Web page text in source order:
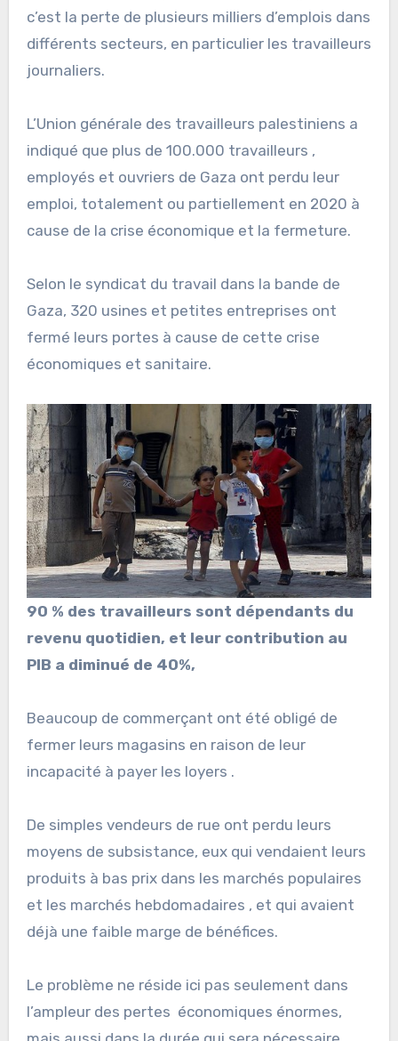
c’est la perte de plusieurs milliers d’emplois dans
différents secteurs, en particulier les travailleurs
journaliers.
L’Union générale des travailleurs palestiniens a
indiqué que plus de 100.000 travailleurs ,
employés et ouvriers de Gaza ont perdu leur
emploi, totalement ou partiellement en 2020 à
cause de la crise économique et la fermeture.
Selon le syndicat du travail dans la bande de
Gaza, 320 usines et petites entreprises ont
fermé leurs portes à cause de cette crise
économiques et sanitaire.
90 % des travailleurs sont dépendants du
revenu quotidien, et leur contribution au
PIB a diminué de 40%,
Beaucoup de commerçant ont été obligé de
fermer leurs magasins en raison de leur
incapacité à payer les loyers .
De simples vendeurs de rue ont perdu leurs
moyens de subsistance, eux qui vendaient leurs
produits à bas prix dans les marchés populaires
et les marchés hebdomadaires , et qui avaient
déjà une faible marge de bénéfices.
Le problème ne réside ici pas seulement dans
l’ampleur des pertes économiques énormes,